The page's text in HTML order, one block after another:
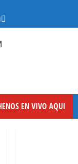
EN VIVO AQUI